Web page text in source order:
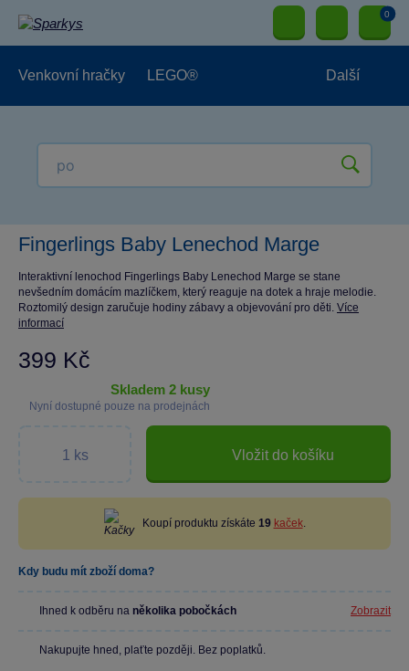
0
Venkovní hračky LEGO® Další
Fingerlings Baby Lenechod Marge
Interaktivní lenochod Fingerlings Baby Lenechod Marge se stane
nevšedním domácím mazlíčkem, který reaguje na dotek a hraje melodie.
Roztomilý design zaručuje hodiny zábavy a objevování pro děti. Více
informací
399 Kč
skladem 2 kusy
Nyní dostupné pouze na prodejnách
Vložit do košíku
Koupí produktu získáte 19 kaček.
Kdy budu mít zboží doma?
Ihned k odběru na několika pobočkách Zobrazit
Nakupujte hned, plaťte později. Bez poplatků.